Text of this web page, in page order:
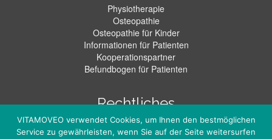
Physiotherapie
Osteopathie
Osteopathie für Kinder
Informationen für Patienten
Kooperationspartner
Befundbogen für Patienten
Rechtliches
Kontakt
VITAMOVEO verwendet Cookies, um Ihnen den bestmöglichen
Service zu gewährleisten, wenn Sie auf der Seite weitersurfen